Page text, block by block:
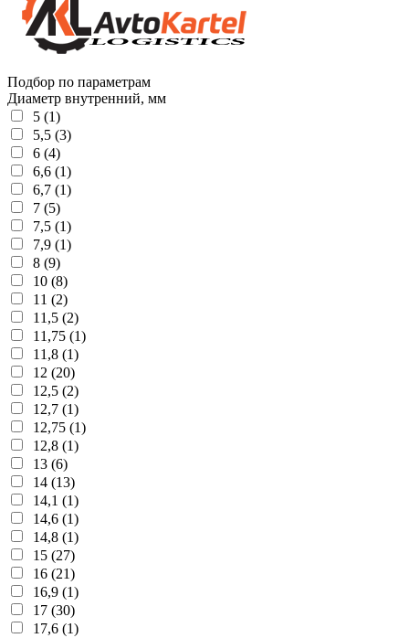
Подбор по параметрам
Диаметр внутренний, мм
5 (1)
5,5 (3)
6 (4)
6,6 (1)
6,7 (1)
7 (5)
7,5 (1)
7,9 (1)
8 (9)
10 (8)
11 (2)
11,5 (2)
11,75 (1)
11,8 (1)
12 (20)
12,5 (2)
12,7 (1)
12,75 (1)
12,8 (1)
13 (6)
14 (13)
14,1 (1)
14,6 (1)
14,8 (1)
15 (27)
16 (21)
16,9 (1)
17 (30)
17,6 (1)